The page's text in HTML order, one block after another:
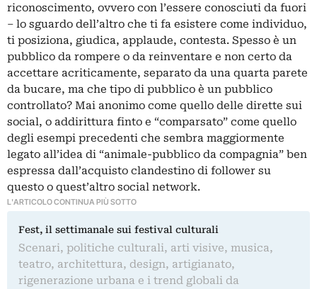
riconoscimento, ovvero con l’essere conosciuti da fuori
– lo sguardo dell’altro che ti fa esistere come individuo,
ti posiziona, giudica, applaude, contesta. Spesso è un
pubblico da rompere o da reinventare e non certo da
accettare acriticamente, separato da una quarta parete
da bucare, ma che tipo di pubblico è un pubblico
controllato? Mai anonimo come quello delle dirette sui
social, o addirittura finto e “comparsato” come quello
degli esempi precedenti che sembra maggiormente
legato all’idea di “animale-pubblico da compagnia” ben
espressa dall’acquisto clandestino di follower su
questo o quest’altro social network.
L'ARTICOLO CONTINUA PIÙ SOTTO
Fest, il settimanale sui festival culturali
Scenari, politiche culturali, arti visive, musica,
teatro, architettura, design, artigianato,
rigenerazione urbana e i trend globali da